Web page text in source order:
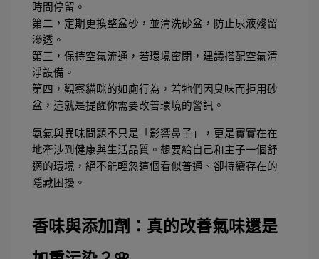
時間停留。
第二，定期更換整盆砂，並清洗砂盆，防止尿液殘留
滲透。
第三，保持空氣流通，若環境密閉，建議搭配空氣清
淨設備。
第四，觀察貓咪的如廁行為，若牠們因臭味而拒用砂
盆，這就是提醒你需要改善環境的警訊。
氨氣與異味問題不只是「影響鼻子」，更是實實在在
地牽涉到健康與生活品質。想要給自己和主子一個舒
適的環境，絕不能輕忽這個看似普通、卻持續存在的
隱藏困擾。
香味與添加劑：真的改善氣味還是